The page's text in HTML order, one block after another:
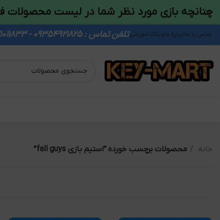
تماس با مادرباره ماوبلاگ اموزشیتلفن تماس : 09354921825 - 09931011833
خانه محصولات برچسب خورده “استیم بازی fall guys”
چنانچه بازی مورد نظر شما در لیست محصولات